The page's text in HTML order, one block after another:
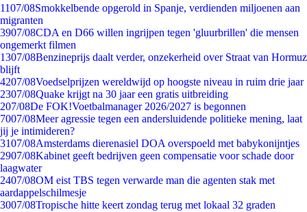
1107/08Smokkelbende opgerold in Spanje, verdienden miljoenen aan
migranten
3907/08CDA en D66 willen ingrijpen tegen 'gluurbrillen' die mensen
ongemerkt filmen
1307/08Benzineprijs daalt verder, onzekerheid over Straat van Hormuz
blijft
4207/08Voedselprijzen wereldwijd op hoogste niveau in ruim drie jaar
2307/08Quake krijgt na 30 jaar een gratis uitbreiding
207/08De FOK!Voetbalmanager 2026/2027 is begonnen
7007/08Meer agressie tegen een andersluidende politieke mening, laat
jij je intimideren?
3107/08Amsterdams dierenasiel DOA overspoeld met babykonijntjes
2907/08Kabinet geeft bedrijven geen compensatie voor schade door
laagwater
2407/08OM eist TBS tegen verwarde man die agenten stak met
aardappelschilmesje
3007/08Tropische hitte keert zondag terug met lokaal 32 graden